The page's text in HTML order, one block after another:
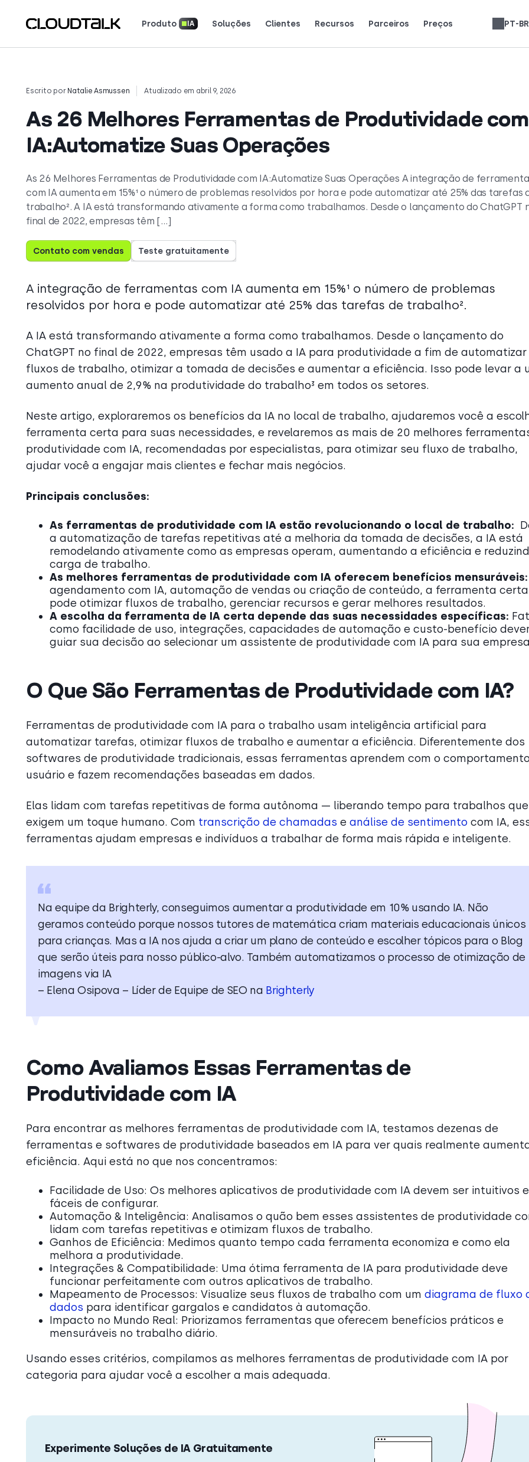
Produto IA Soluções Clientes Recursos Parceiros Preços PT-BR
Escrito por Natalie Asmussen Atualizado em abril 9, 2026
As 26 Melhores Ferramentas de Produtividade com
IA:Automatize Suas Operações
As 26 Melhores Ferramentas de Produtividade com IA:Automatize Suas Operações A integração de
com IA aumenta em 15%¹ o número de problemas resolvidos por hora e pode automatizar até 25% das tarefas
trabalho². A IA está transformando ativamente a forma como trabalhamos. Desde o lançamento do ChatGPT
final de 2022, empresas têm […]
Contato com vendas Teste gratuitamente
A integração de ferramentas com IA aumenta em 15%¹ o número de problemas
resolvidos por hora e pode automatizar até 25% das tarefas de trabalho².
A IA está transformando ativamente a forma como trabalhamos. Desde o lançamento do
ChatGPT no final de 2022, empresas têm usado a IA para produtividade a fim de automatizar
fluxos de trabalho, otimizar a tomada de decisões e aumentar a eficiência. Isso pode levar a
aumento anual de 2,9% na produtividade do trabalho³ em todos os setores.
Neste artigo, exploraremos os benefícios da IA no local de trabalho, ajudaremos você a
ferramenta certa para suas necessidades, e revelaremos as mais de 20 melhores
produtividade com IA, recomendadas por especialistas, para otimizar seu fluxo de trabalho,
ajudar você a engajar mais clientes e fechar mais negócios.
Principais conclusões:
As ferramentas de produtividade com IA estão revolucionando o local de trabalho:
a automatização de tarefas repetitivas até a melhoria da tomada de decisões, a IA está
remodelando ativamente como as empresas operam, aumentando a eficiência e
carga de trabalho.
As melhores ferramentas de produtividade com IA oferecem benefícios
agendamento com IA, automação de vendas ou criação de conteúdo, a ferramenta certa
pode otimizar fluxos de trabalho, gerenciar recursos e gerar melhores resultados.
A escolha da ferramenta de IA certa depende das suas necessidades específicas:
como facilidade de uso, integrações, capacidades de automação e custo-benefício
guiar sua decisão ao selecionar um assistente de produtividade com IA para sua
O Que São Ferramentas de Produtividade com IA?
Ferramentas de produtividade com IA para o trabalho usam inteligência artificial para
automatizar tarefas, otimizar fluxos de trabalho e aumentar a eficiência. Diferentemente dos
softwares de produtividade tradicionais, essas ferramentas aprendem com o
usuário e fazem recomendações baseadas em dados.
Elas lidam com tarefas repetitivas de forma autônoma — liberando tempo para trabalhos que
exigem um toque humano. Com transcrição de chamadas e análise de sentimento com IA,
ferramentas ajudam empresas e indivíduos a trabalhar de forma mais rápida e inteligente.
Na equipe da Brighterly, conseguimos aumentar a produtividade em 10% usando IA. Não
geramos conteúdo porque nossos tutores de matemática criam materiais educacionais únicos
para crianças. Mas a IA nos ajuda a criar um plano de conteúdo e escolher tópicos para o Blog
que serão úteis para nosso público-alvo. Também automatizamos o processo de otimização de
imagens via IA
– Elena Osipova – Líder de Equipe de SEO na Brighterly
Como Avaliamos Essas Ferramentas de
Produtividade com IA
Para encontrar as melhores ferramentas de produtividade com IA, testamos dezenas de
ferramentas e softwares de produtividade baseados em IA para ver quais realmente
eficiência. Aqui está no que nos concentramos:
Facilidade de Uso: Os melhores aplicativos de produtividade com IA devem ser intuitivos e
fáceis de configurar.
Automação & Inteligência: Analisamos o quão bem esses assistentes de produtividade
lidam com tarefas repetitivas e otimizam fluxos de trabalho.
Ganhos de Eficiência: Medimos quanto tempo cada ferramenta economiza e como ela
melhora a produtividade.
Integrações & Compatibilidade: Uma ótima ferramenta de IA para produtividade deve
funcionar perfeitamente com outros aplicativos de trabalho.
Mapeamento de Processos: Visualize seus fluxos de trabalho com um diagrama de fluxo
dados para identificar gargalos e candidatos à automação.
Impacto no Mundo Real: Priorizamos ferramentas que oferecem benefícios práticos e
mensuráveis no trabalho diário.
Usando esses critérios, compilamos as melhores ferramentas de produtividade com IA por
categoria para ajudar você a escolher a mais adequada.
Experimente Soluções de IA Gratuitamente